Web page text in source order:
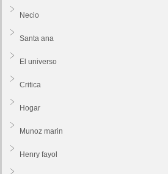
Necio
Santa ana
El universo
Critica
Hogar
Munoz marin
Henry fayol